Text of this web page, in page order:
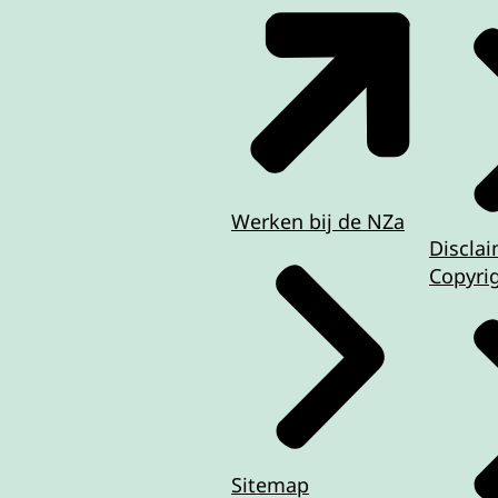
Werken bij de NZa
Sitemap